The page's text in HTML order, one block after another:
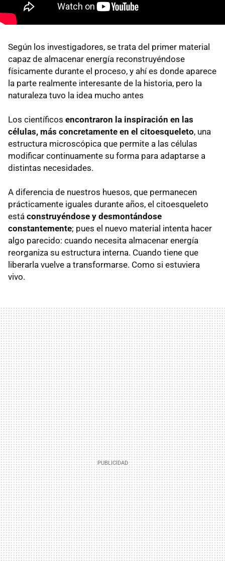
Según los investigadores, se trata del primer material
capaz de almacenar energía reconstruyéndose
físicamente durante el proceso, y ahí es donde aparece
la parte realmente interesante de la historia, pero la
naturaleza tuvo la idea mucho antes
Los científicos encontraron la inspiración en las
células, más concretamente en el citoesqueleto, una
estructura microscópica que permite a las células
modificar continuamente su forma para adaptarse a
distintas necesidades.
A diferencia de nuestros huesos, que permanecen
prácticamente iguales durante años, el citoesqueleto
está construyéndose y desmontándose
constantemente; pues el nuevo material intenta hacer
algo parecido: cuando necesita almacenar energía
reorganiza su estructura interna. Cuando tiene que
liberarla vuelve a transformarse. Como si estuviera
vivo.